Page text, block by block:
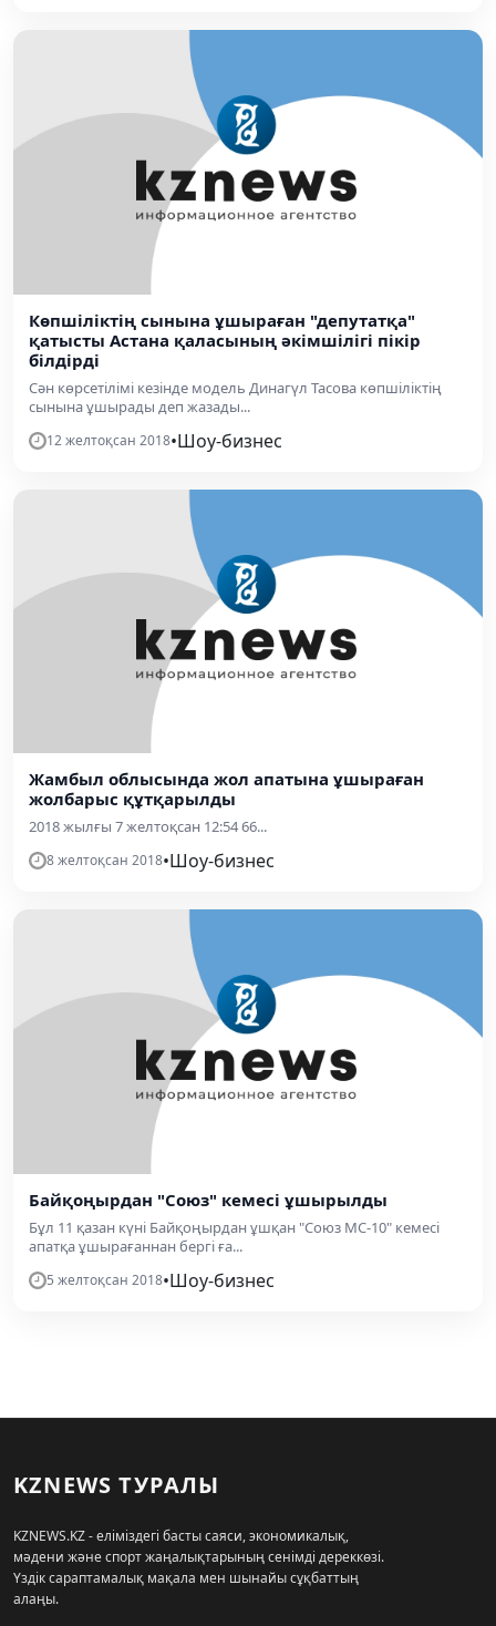
Көпшіліктің сынына ұшыраған "депутатқа"
қатысты Астана қаласының әкімшілігі пікір
білдірді
Сән көрсетілімі кезінде модель Динагүл Тасова көпшіліктің
сынына ұшырады деп жазады...
12 желтоқсан 2018•Шоу-бизнес
Жамбыл облысында жол апатына ұшыраған
жолбарыс құтқарылды
2018 жылғы 7 желтоқсан 12:54 66...
8 желтоқсан 2018•Шоу-бизнес
Байқоңырдан "Союз" кемесі ұшырылды
Бұл 11 қазан күні Байқоңырдан ұшқан "Союз МС-10" кемесі
апатқа ұшырағаннан бергі ға...
5 желтоқсан 2018•Шоу-бизнес
KZNEWS ТУРАЛЫ
KZNEWS.KZ - еліміздегі басты саяси, экономикалық,
мәдени және спорт жаңалықтарының сенімді дереккөзі.
Үздік сараптамалық мақала мен шынайы сұқбаттың
алаңы.